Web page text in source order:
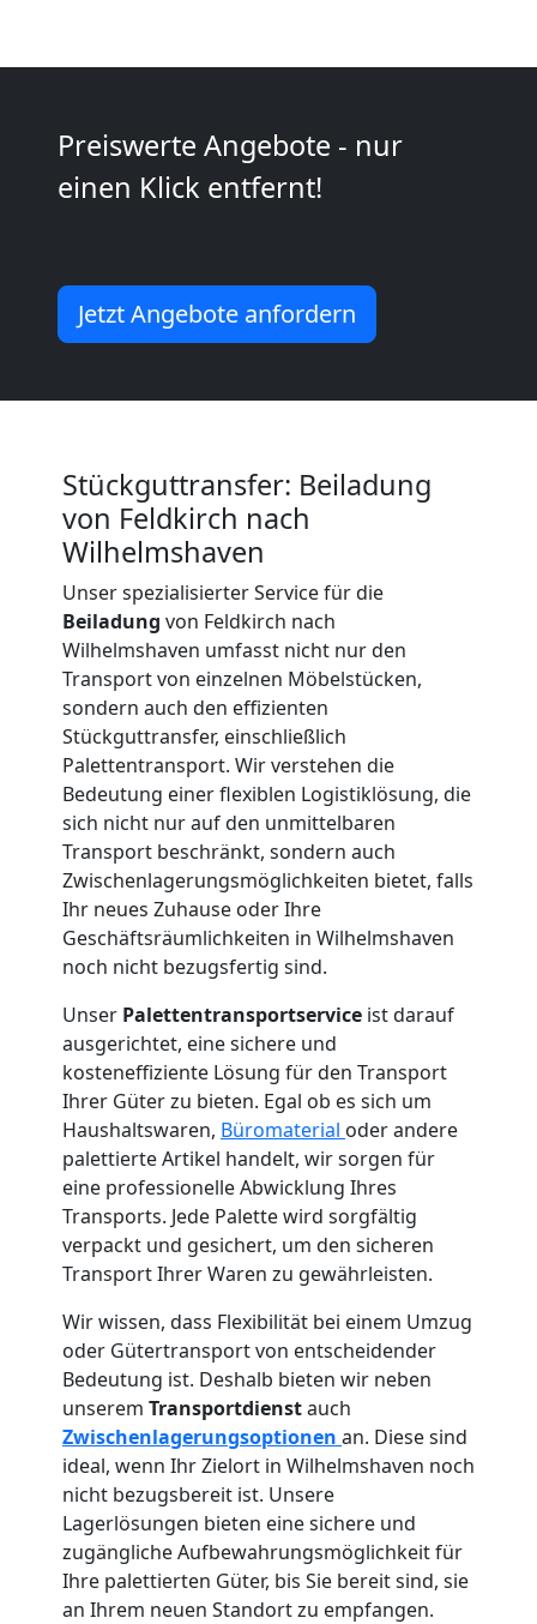
Preiswerte Angebote - nur
einen Klick entfernt!
Jetzt Angebote anfordern
Stückguttransfer: Beiladung
von Feldkirch nach
Wilhelmshaven
Unser spezialisierter Service für die
Beiladung von Feldkirch nach
Wilhelmshaven umfasst nicht nur den
Transport von einzelnen Möbelstücken,
sondern auch den effizienten
Stückguttransfer, einschließlich
Palettentransport. Wir verstehen die
Bedeutung einer flexiblen Logistiklösung, die
sich nicht nur auf den unmittelbaren
Transport beschränkt, sondern auch
Zwischenlagerungsmöglichkeiten bietet, falls
Ihr neues Zuhause oder Ihre
Geschäftsräumlichkeiten in Wilhelmshaven
noch nicht bezugsfertig sind.
Unser Palettentransportservice ist darauf
ausgerichtet, eine sichere und
kosteneffiziente Lösung für den Transport
Ihrer Güter zu bieten. Egal ob es sich um
Haushaltswaren, Büromaterial oder andere
palettierte Artikel handelt, wir sorgen für
eine professionelle Abwicklung Ihres
Transports. Jede Palette wird sorgfältig
verpackt und gesichert, um den sicheren
Transport Ihrer Waren zu gewährleisten.
Wir wissen, dass Flexibilität bei einem Umzug
oder Gütertransport von entscheidender
Bedeutung ist. Deshalb bieten wir neben
unserem Transportdienstauch
Zwischenlagerungsoptionen an. Diese sind
ideal, wenn Ihr Zielort in Wilhelmshaven noch
nicht bezugsbereit ist. Unsere
Lagerlösungen bieten eine sichere und
zugängliche Aufbewahrungsmöglichkeit für
Ihre palettierten Güter, bis Sie bereit sind, sie
an Ihrem neuen Standort zu empfangen.
National
Möbeltransport
Beiladung
Beiladung
International
Internationaler
Umzug
Nationaler
Umzug